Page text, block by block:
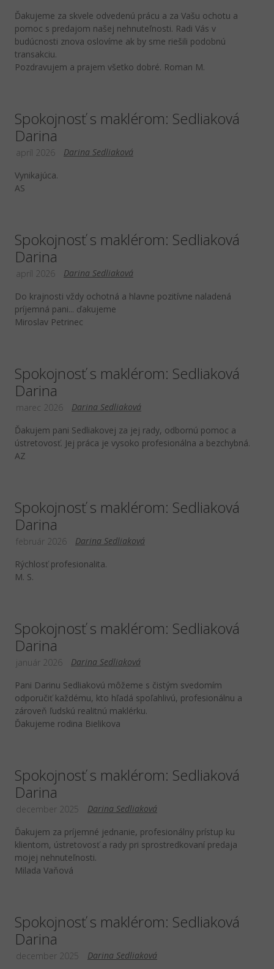
Ďakujeme za skvele odvedenú prácu a za Vašu ochotu a
pomoc s predajom našej nehnuteľnosti. Radi Vás v
budúcnosti znova oslovíme ak by sme riešili podobnú
transakciu.
Pozdravujem a prajem všetko dobré. Roman M.
Spokojnosť s maklérom: Sedliaková
Darina
Darina Sedliaková
apríl 2026
Vynikajúca.
AS
Spokojnosť s maklérom: Sedliaková
Darina
Darina Sedliaková
apríl 2026
Do krajnosti vždy ochotná a hlavne pozitívne naladená
príjemná pani... ďakujeme
Miroslav Petrinec
Spokojnosť s maklérom: Sedliaková
Darina
Darina Sedliaková
marec 2026
Ďakujem pani Sedliakovej za jej rady, odbornú pomoc a
ústretovosť. Jej práca je vysoko profesionálna a bezchybná.
AZ
Spokojnosť s maklérom: Sedliaková
Darina
Darina Sedliaková
február 2026
Rýchlosť profesionalita.
M. S.
Spokojnosť s maklérom: Sedliaková
Darina
Darina Sedliaková
január 2026
Pani Darinu Sedliakovú môžeme s čistým svedomím
odporučiť každému, kto hľadá spoľahlivú, profesionálnu a
zároveň ľudskú realitnú maklérku.
Ďakujeme rodina Bielikova
Spokojnosť s maklérom: Sedliaková
Darina
Darina Sedliaková
december 2025
Ďakujem za príjemné jednanie, profesionálny prístup ku
klientom, ústretovosť a rady pri sprostredkovaní predaja
mojej nehnuteľnosti.
Milada Vaňová
Spokojnosť s maklérom: Sedliaková
Darina
Darina Sedliaková
december 2025